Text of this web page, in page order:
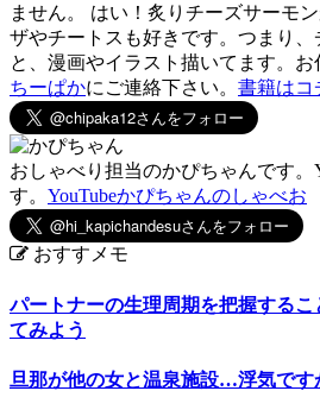
ません。 はい！炙りチーズサーモ
ザやチートスも好きです。つまり
と、漫画やイラスト描いてます。
ちーぱかにご連絡下さい。 書籍はコ
おしゃべり担当のかぴちゃんです。
す。 YouTubeかぴちゃんのしゃべお
おすすメモ
パートナーの生理周期を把握するこ
てみよう
旦那が他の女と温泉施設…浮気です